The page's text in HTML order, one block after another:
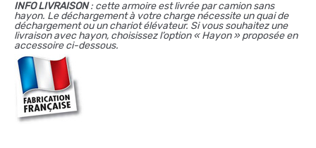
INFO LIVRAISON: cette armoire est livrée par camion sans
hayon. Le déchargement à votre charge nécessite un quai de
déchargement ou un chariot élévateur. Si vous souhaitez une
livraison avec hayon, choisissez l’option « Hayon » proposée en
accessoire ci-dessous.